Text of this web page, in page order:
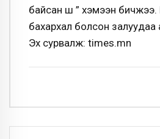
байсан шүү ” хэмээн
бахархал болсон залуудаа
Эх сурвалж: times.mn